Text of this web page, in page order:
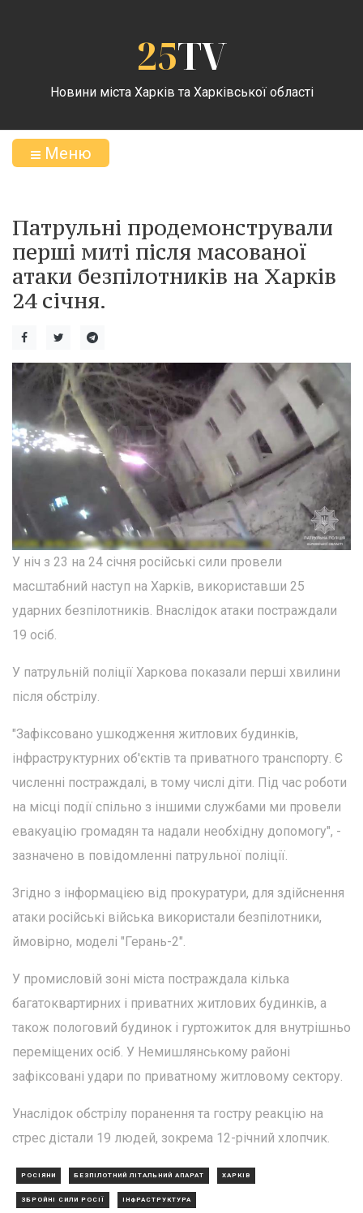
25TV
Новини міста Харків та Харківської області
Меню
Патрульні продемонстрували
перші миті після масованої
атаки безпілотників на Харків
24 січня.
У ніч з 23 на 24 січня російські сили провели
масштабний наступ на Харків, використавши 25
ударних безпілотників. Внаслідок атаки постраждали
19 осіб.
У патрульній поліції Харкова показали перші хвилини
після обстрілу.
"Зафіксовано ушкодження житлових будинків,
інфраструктурних об'єктів та приватного транспорту. Є
численні постраждалі, в тому числі діти. Під час роботи
на місці події спільно з іншими службами ми провели
евакуацію громадян та надали необхідну допомогу", -
зазначено в повідомленні патрульної поліції.
Згідно з інформацією від прокуратури, для здійснення
атаки російські війська використали безпілотники,
ймовірно, моделі "Герань-2".
У промисловій зоні міста постраждала кілька
багатоквартирних і приватних житлових будинків, а
також пологовий будинок і гуртожиток для внутрішньо
переміщених осіб. У Немишлянському районі
зафіксовані удари по приватному житловому сектору.
Унаслідок обстрілу поранення та гостру реакцію на
стрес дістали 19 людей, зокрема 12-річний хлопчик.
РОСІЯНИ БЕЗПІЛОТНИЙ ЛІТАЛЬНИЙ АПАРАТ ХАРКІВ
ЗБРОЙНІ СИЛИ РОСІЇ ІНФРАСТРУКТУРА